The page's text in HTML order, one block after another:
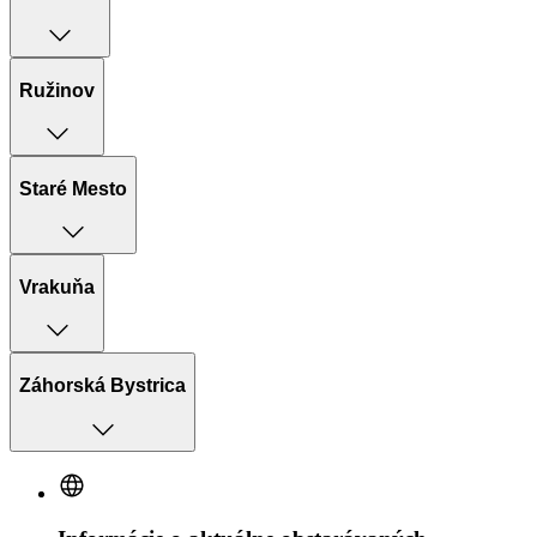
Ružinov
Staré Mesto
Vrakuňa
Záhorská Bystrica